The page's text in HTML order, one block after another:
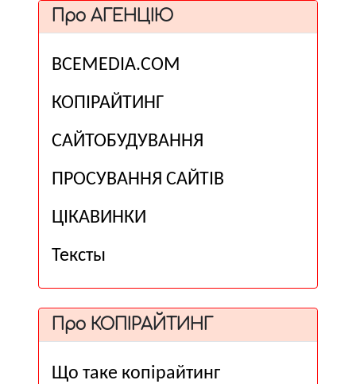
Про АГЕНЦІЮ
ВСЕМЕDІА.COM
КОПІРАЙТИНГ
САЙТОБУДУВАННЯ
ПРОСУВАННЯ САЙТІВ
ЦІКАВИНКИ
Тексты
Про КОПІРАЙТИНГ
Що таке копірайтинг